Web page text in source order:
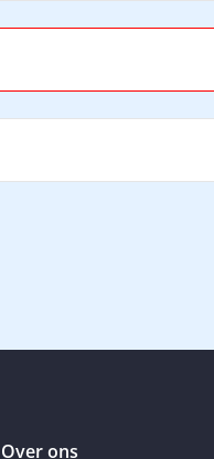
Over ons